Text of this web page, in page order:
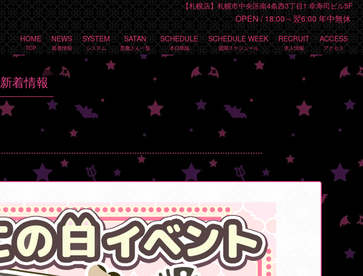
【札幌店】札幌市中央区南4条西3丁目1 幸寿司ビル5F
OPEN /18:00～翌6:00 年中無休
HOME NEWS SYSTEM SATAN SCHEDULE SCHEDULE WEEK RECRUIT ACCESS
新着情報